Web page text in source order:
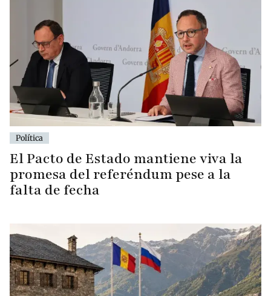
Política
El Pacto de Estado mantiene viva la
promesa del referéndum pese a la
falta de fecha